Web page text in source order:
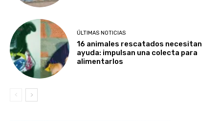
ÚLTIMAS NOTICIAS
16 animales rescatados necesitan
ayuda: impulsan una colecta para
alimentarlos